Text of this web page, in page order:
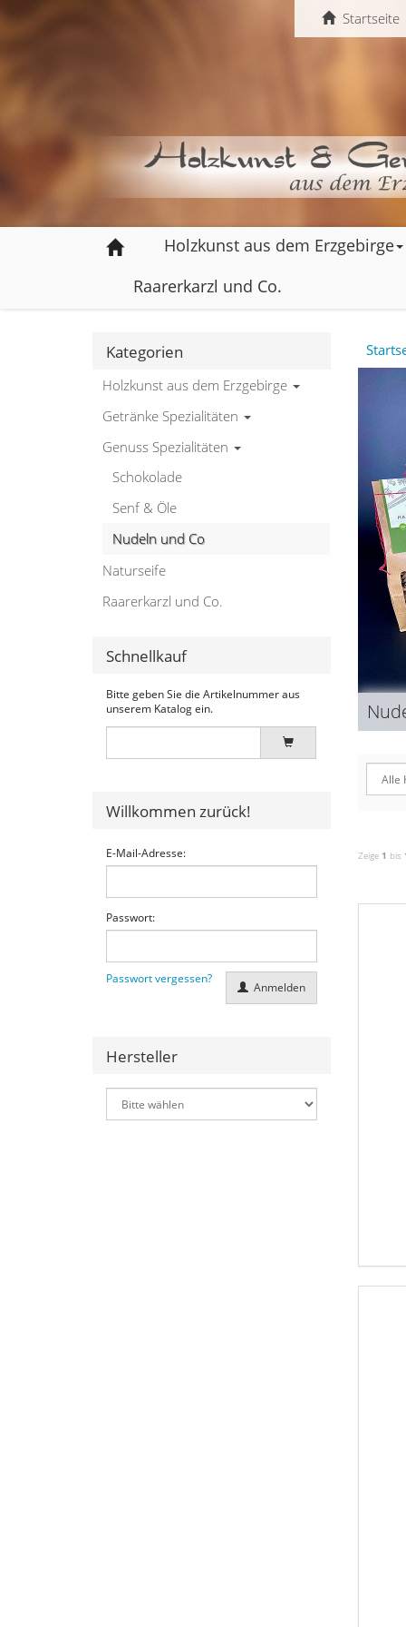
Startseite
Holzkunst aus dem Erzgebirge
Raarerkarzl und Co.
Kategorien
Holzkunst aus dem Erzgebirge
Getränke Spezialitäten
Genuss Spezialitäten
Schokolade
Senf & Öle
Nudeln und Co
Naturseife
Raarerkarzl und Co.
Schnellkauf
Bitte geben Sie die Artikelnummer aus
unserem Katalog ein.
Willkommen zurück!
E-Mail-Adresse:
Passwort:
Passwort vergessen?
Anmelden
Hersteller
Zeige 1 bis